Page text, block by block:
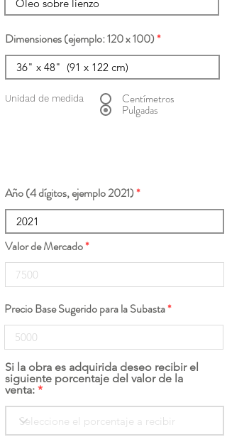
Dimensiones (ejemplo: 120 x 100)
Unidad de medida Centímetros
Pulgadas
Año (4 dígitos, ejemplo 2021)
Valor de Mercado
Precio Base Sugerido para la Subasta
Si la obra es adquirida deseo recibir el
siguiente porcentaje del valor de la
venta: